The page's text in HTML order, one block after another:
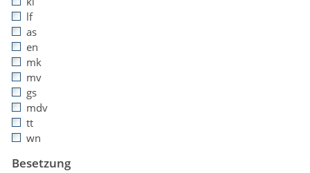
lf
as
en
mk
mv
gs
mdv
tt
wn
Besetzung